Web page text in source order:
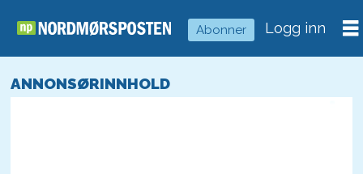
Abonner Logg inn
ANNONSØRINNHOLD